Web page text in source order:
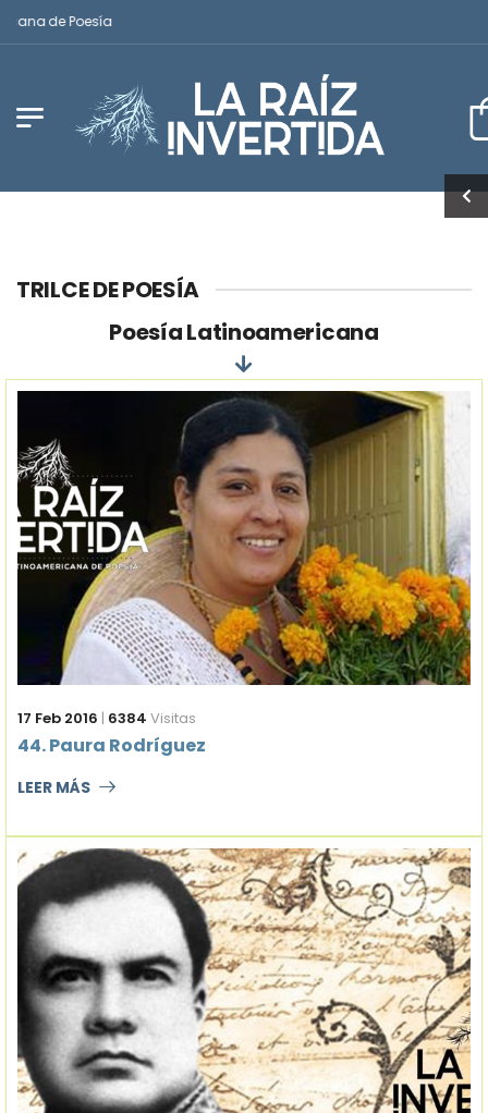
de Poesía
TRILCE DE POESÍA
Poesía Latinoamericana
17 Feb 2016 | 6384 Visitas
44. Paura Rodríguez
LEER MÁS